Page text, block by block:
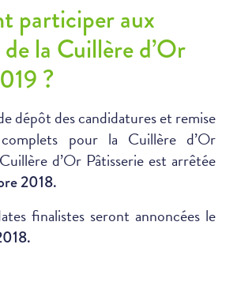
participer aux
la Cuillère d’Or
?
dépôt des candidatures et remise
pour la Cuillère d’Or
d’Or Pâtisserie est arrêtée
2018.
finalistes seront annoncées le